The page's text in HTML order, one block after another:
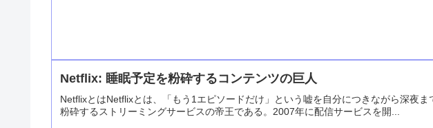
Netflix: 睡眠予定を粉砕するコンテンツの巨人
NetflixとはNetflixとは、「もう1エピソードだけ」という嘘を自分につきながら深夜
粉砕するストリーミングサービスの帝王である。2007年に配信サービスを開...